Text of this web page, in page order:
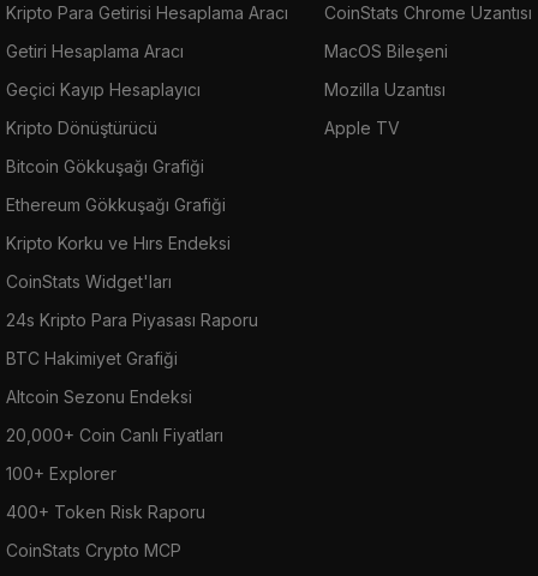
Kripto Para Getirisi Hesaplama Aracı
Getiri Hesaplama Aracı
Geçici Kayıp Hesaplayıcı
Kripto Dönüştürücü
Bitcoin Gökkuşağı Grafiği
Ethereum Gökkuşağı Grafiği
Kripto Korku ve Hırs Endeksi
CoinStats Widget'ları
24s Kripto Para Piyasası Raporu
BTC Hakimiyet Grafiği
Altcoin Sezonu Endeksi
20,000+ Coin Canlı Fiyatları
100+ Explorer
400+ Token Risk Raporu
CoinStats Crypto MCP
CoinStats Chrome Uzantısı
MacOS Bileşeni
Mozilla Uzantısı
Apple TV